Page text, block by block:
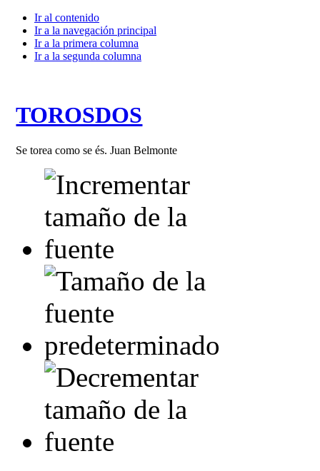
Ir al contenido
Ir a la navegación principal
Ir a la primera columna
Ir a la segunda columna
TOROSDOS
Se torea como se és. Juan Belmonte